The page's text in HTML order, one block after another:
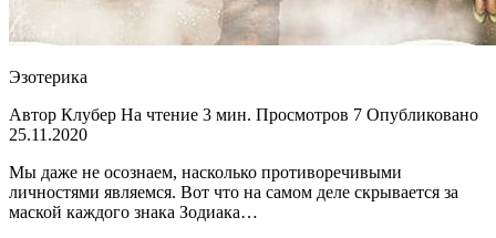
Эзотерика
Автор Клубер На чтение 3 мин. Просмотров 7 Опубликовано
25.11.2020
Мы даже не осознаем, насколько противоречивыми
личностями являемся. Вот что на самом деле скрывается за
маской каждого знака Зодиака…